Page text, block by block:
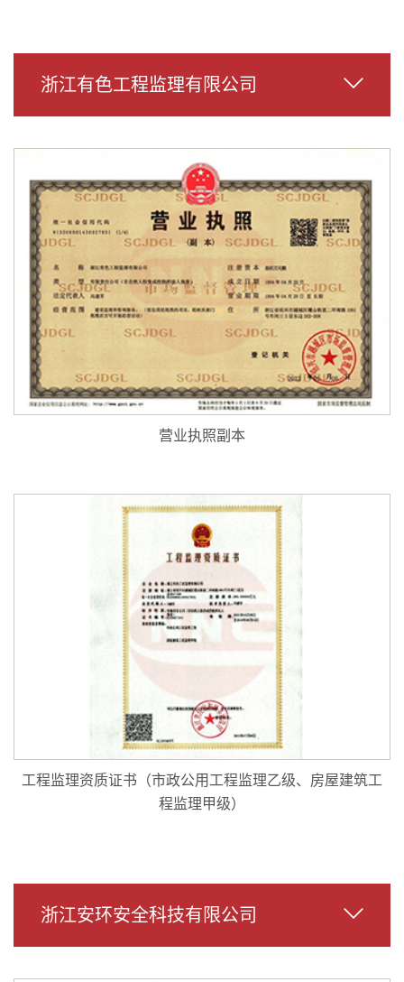
浙江有色工程监理有限公司
营业执照副本
工程监理资质证书（市政公用工程监理乙级、房屋建筑工
程监理甲级）
浙江安环安全科技有限公司